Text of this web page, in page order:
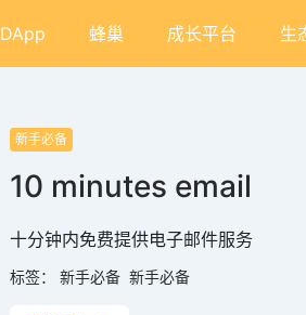
DApp 蜂巢 成长平台 生
新手必备
10 minutes email
十分钟内免费提供电子邮件服务
标签： 新手必备 新手必备